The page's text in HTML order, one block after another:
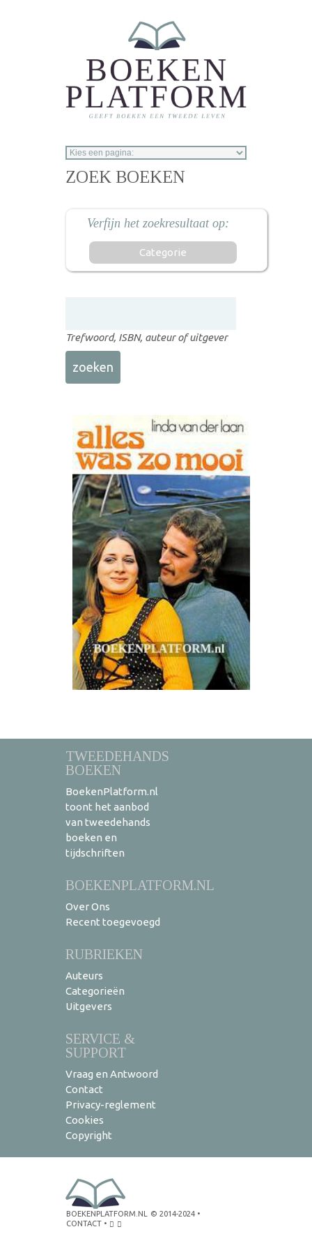
ZOEK BOEKEN
Categorie
Trefwoord, ISBN, auteur of uitgever
TWEEDEHANDS
BOEKEN
BoekenPlatform.nl
toont het aanbod
van tweedehands
boeken en
tijdschriften
BOEKENPLATFORM.NL
Over Ons
Recent toegevoegd
RUBRIEKEN
Auteurs
Categorieën
Uitgevers
SERVICE &
SUPPORT
Vraag en Antwoord
Contact
Privacy-reglement
Cookies
Copyright
BOEKENPLATFORM.NL © 2014-2024 •
CONTACT •